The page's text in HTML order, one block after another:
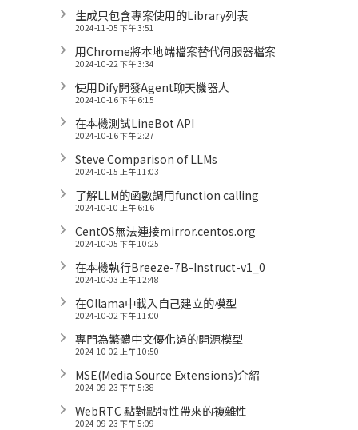
生成只包含專案使用的Library列表
2024-11-05 下午 3:51
用Chrome將本地端檔案替代伺服器檔案
2024-10-22 下午 3:34
使用Dify開發Agent聊天機器人
2024-10-16 下午 6:15
在本機測試LineBot API
2024-10-16 下午 2:27
Steve Comparison of LLMs
2024-10-15 上午 11:03
了解LLM的函數調用function calling
2024-10-10 上午 6:16
CentOS無法連接mirror.centos.org
2024-10-05 下午 10:25
在本機執行Breeze-7B-Instruct-v1_0
2024-10-03 上午 12:48
在Ollama中載入自己建立的模型
2024-10-02 下午 11:00
專門為繁體中文優化過的開源模型
2024-10-02 上午 10:50
MSE(Media Source Extensions)介紹
2024-09-23 下午 5:38
WebRTC 點對點特性帶來的複雜性
2024-09-23 下午 5:09